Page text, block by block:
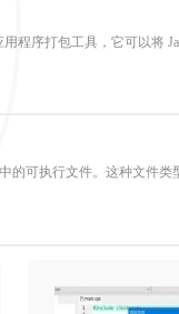
用程序打包工具，它可以将
的可执行文件。这种文件